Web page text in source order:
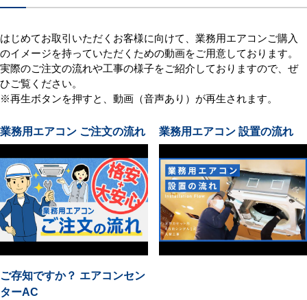
はじめてお取引いただくお客様に向けて、業務用エアコンご購入
のイメージを持っていただくための動画をご用意しております。
実際のご注文の流れや工事の様子をご紹介しておりますので、ぜ
ひご覧ください。
※再生ボタンを押すと、動画（音声あり）が再生されます。
業務用エアコン ご注文の流れ 業務用エアコン 設置の流れ
ご存知ですか？ エアコンセン
ターAC